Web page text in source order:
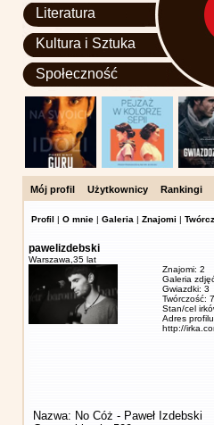
Literatura
Kultura i Sztuka
Społeczność
Mój profil Użytkownicy Rankingi
Profil | O mnie | Galeria | Znajomi |
pawelizdebski
Warszawa, 35 lat
Znajomi: 2
Galeria
Gwiazdki: 3
Twórczość: 7
Stan/cel
Adres
http://
Nazwa: No Cóż - Paweł Izdebski